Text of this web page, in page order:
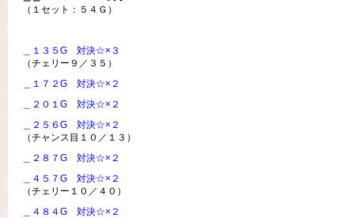
（１セット：５４Ｇ）
＿１３５G 対決☆×３
（チェリー９／３５）
＿１７２G 対決☆×２
＿２０１G 対決☆×２
＿２５６G 対決☆×２
（チャンス目１０／１３）
＿２８７G 対決☆×２
＿４５７G 対決☆×２
（チェリー１０／４０）
＿４８４G 対決☆×２